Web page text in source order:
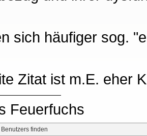
sich häufiger sog.
Zitat ist m.E. eher
Feuerfuchs